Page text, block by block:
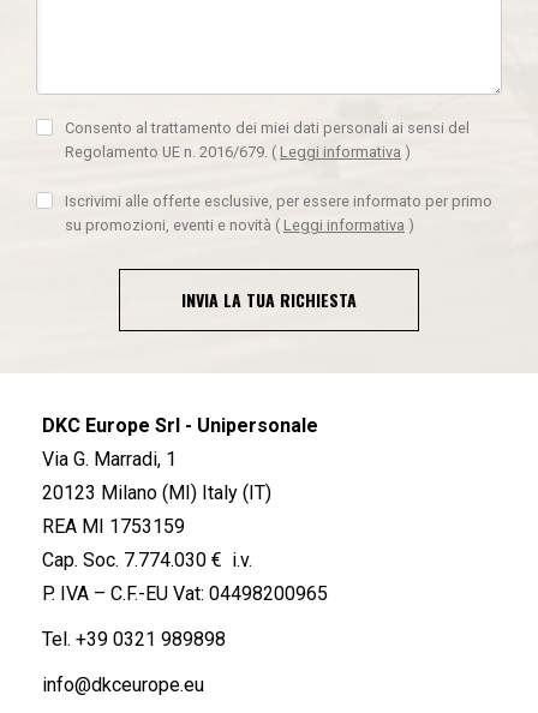
Consento al trattamento dei miei dati personali ai sensi del
Regolamento UE n. 2016/679. ( Leggi informativa )
Iscrivimi alle offerte esclusive, per essere informato per primo
su promozioni, eventi e novità ( Leggi informativa )
INVIA LA TUA RICHIESTA
DKC Europe Srl - Unipersonale
Via G. Marradi, 1
20123 Milano (MI) Italy (IT)
REA MI 1753159
Cap. Soc. 7.774.030 € i.v.
P. IVA – C.F.-EU Vat: 04498200965
Tel. +39 0321 989898
info@dkceurope.eu